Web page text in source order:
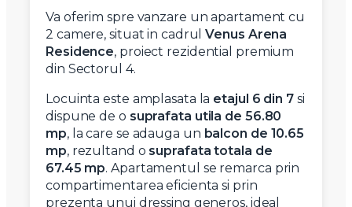
Va oferim spre vanzare un apartament cu
2 camere, situat in cadrulVenus Arena
Residence, proiect rezidential premium
din Sectorul 4.
Locuinta este amplasata la etajul 6 din 7si
dispune de o suprafata utila de 56.80
mp, la care se adauga un balcon de 10.65
mp, rezultand o suprafata totala de
67.45 mp. Apartamentul se remarca prin
compartimentarea eficienta si prin
prezenta unui dressing generos, ideal